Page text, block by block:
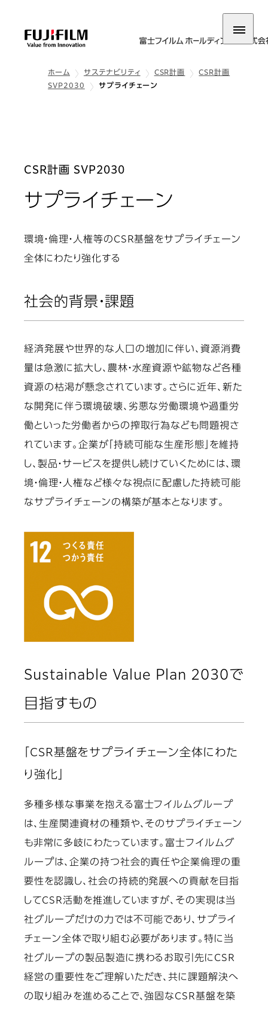
ホーム サステナビリティ CSR計画
CSR計画
SVP2030
サプライチェーン
CSR計画 SVP2030
サプライチェーン
環境・倫理・人権等のCSR基盤をサプライチェーン
全体にわたり強化する
社会的背景・課題
経済発展や世界的な人口の増加に伴い、資源消費
量は急激に拡大し、農林・水産資源や鉱物など各種
資源の枯渇が懸念されています。さらに近年、新た
な開発に伴う環境破壊、劣悪な労働環境や過重労
働といった労働者からの搾取行為なども問題視さ
れています。企業が「持続可能な生産形態」を維持
し、製品・サービスを提供し続けていくためには、環
境・倫理・人権など様々な視点に配慮した持続可能
なサプライチェーンの構築が基本となります。
Sustainable Value Plan 2030で
目指すもの
「CSR基盤をサプライチェーン全体にわた
り強化」
多種多様な事業を抱える富士フイルムグループ
は、生産関連資材の種類や、そのサプライチェーン
も非常に多岐にわたっています。富士フイルムグ
ループは、企業の持つ社会的責任や企業倫理の重
要性を認識し、社会の持続的発展への貢献を目指
してCSR活動を推進していますが、その実現は当
社グループだけの力では不可能であり、サプライ
チェーン全体で取り組む必要があります。特に当
社グループの製品製造に携わるお取引先にCSR
経営の重要性をご理解いただき、共に課題解決へ
の取り組みを進めることで、強固なCSR基盤を築